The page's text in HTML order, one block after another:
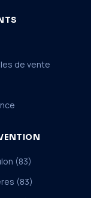
de vente
(83)
(83)